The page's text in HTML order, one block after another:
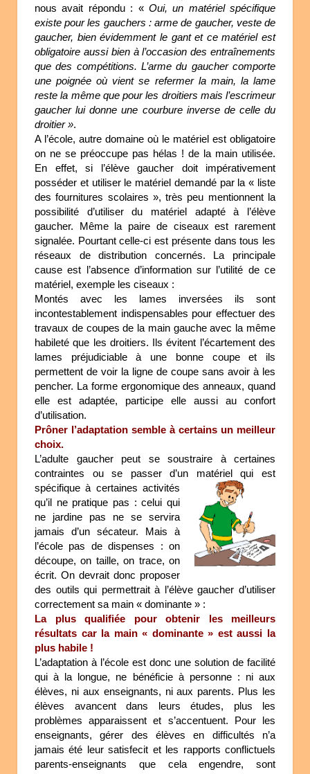
nous avait répondu : « Oui, un matériel spécifique
existe pour les gauchers : arme de gaucher, veste de
gaucher, bien évidemment le gant et ce matériel est
obligatoire aussi bien à l’occasion des entraînements
que des compétitions. L’arme du gaucher comporte
une poignée où vient se refermer la main, la lame
reste la même que pour les droitiers mais l’escrimeur
gaucher lui donne une courbure inverse de celle du
droitier ».
A l’école, autre domaine où le matériel est obligatoire
on ne se préoccupe pas hélas ! de la main utilisée.
En effet, si l’élève gaucher doit impérativement
posséder et utiliser le matériel demandé par la « liste
des fournitures scolaires », très peu mentionnent la
possibilité d’utiliser du matériel adapté à l’élève
gaucher. Même la paire de ciseaux est rarement
signalée. Pourtant celle-ci est présente dans tous les
réseaux de distribution concernés. La principale
cause est l’absence d’information sur l’utilité de ce
matériel, exemple les ciseaux :
Montés avec les lames inversées ils sont
incontestablement indispensables pour effectuer des
travaux de coupes de la main gauche avec la même
habileté que les droitiers. Ils évitent l’écartement des
lames préjudiciable à une bonne coupe et ils
permettent de voir la ligne de coupe sans avoir à les
pencher. La forme ergonomique des anneaux, quand
elle est adaptée, participe elle aussi au confort
d’utilisation.
Prôner l’adaptation semble à certains un meilleur
choix.
L’adulte gaucher peut se soustraire à certaines
contraintes ou se passer d’un matériel qui est
spécifique à certaines activités
qu’il ne pratique pas : celui qui
ne jardine pas ne se servira
jamais d’un sécateur. Mais à
l’école pas de dispenses : on
découpe, on taille, on trace, on
écrit. On devrait donc proposer
des outils qui permettrait à l’élève gaucher d’utiliser
correctement sa main « dominante » :
La plus qualifiée pour obtenir les meilleurs
résultats car la main « dominante » est aussi la
plus habile !
L’adaptation à l’école est donc une solution de facilité
qui à la longue, ne bénéficie à personne : ni aux
élèves, ni aux enseignants, ni aux parents. Plus les
élèves avancent dans leurs études, plus les
problèmes apparaissent et s’accentuent. Pour les
enseignants, gérer des élèves en difficultés n’a
jamais été leur satisfecit et les rapports conflictuels
parents-enseignants que cela engendre, sont